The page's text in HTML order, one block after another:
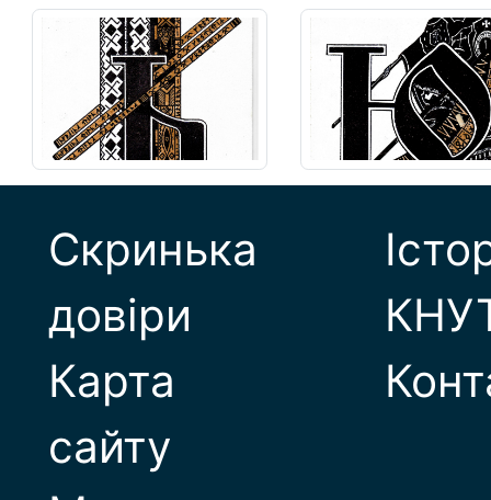
Скринька
довіри
Карта
сайту